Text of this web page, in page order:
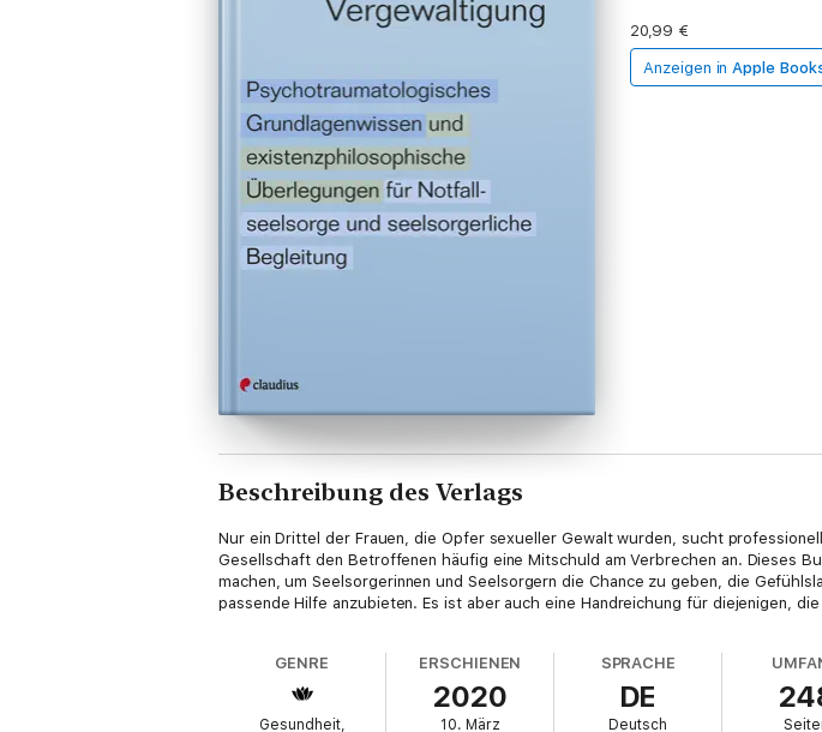
20,99 €
Anzeigen in Apple
Beschreibung des Verlags
Nur ein Drittel der Frauen, die Opfer sexueller Gewalt wurden, sucht
Gesellschaft den Betroffenen häufig eine Mitschuld am Verbrechen an. Dieses
machen, um Seelsorgerinnen und Seelsorgern die Chance zu geben, die
passende Hilfe anzubieten. Es ist aber auch eine Handreichung für diejenigen,
GENRE
Gesundheit,
ERSCHIENEN
2020
10. März
SPRACHE
DE
Deutsch